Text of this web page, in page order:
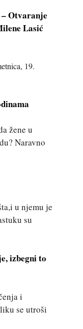
Otvaranje
Lasić
19.
žene u
Naravno
u njemu je
su
izbegni to
i
se utroši